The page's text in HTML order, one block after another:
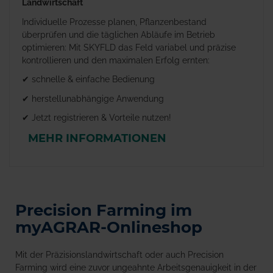
Landwirtschaft
Individuelle Prozesse planen, Pflanzenbestand
überprüfen und die täglichen Abläufe im Betrieb
optimieren: Mit SKYFLD das Feld variabel und präzise
kontrollieren und den maximalen Erfolg ernten:
✔ schnelle & einfache Bedienung
✔ herstellunabhängige Anwendung
✔ Jetzt registrieren & Vorteile nutzen!
MEHR INFORMATIONEN
Precision Farming im
myAGRAR-Onlineshop
Mit der Präzisionslandwirtschaft oder auch Precision
Farming wird eine zuvor ungeahnte Arbeitsgenauigkeit in der